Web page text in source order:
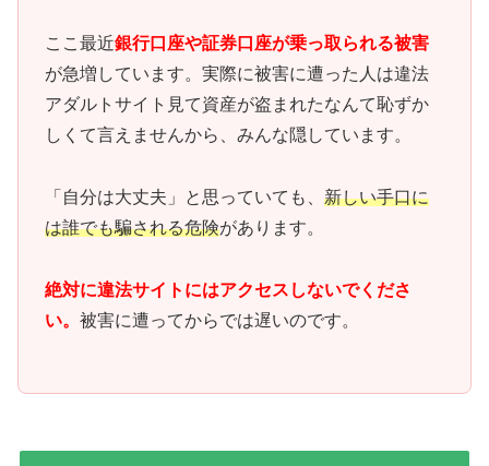
ここ最近銀行口座や証券口座が乗っ取られる被害
が急増しています。実際に被害に遭った人は違法
アダルトサイト見て資産が盗まれたなんて恥ずか
しくて言えませんから、みんな隠しています。
「自分は大丈夫」と思っていても、 新しい手口に
は誰でも騙される危険があります。
絶対に違法サイトにはアクセスしないでくださ
い。 被害に遭ってからでは遅いのです。